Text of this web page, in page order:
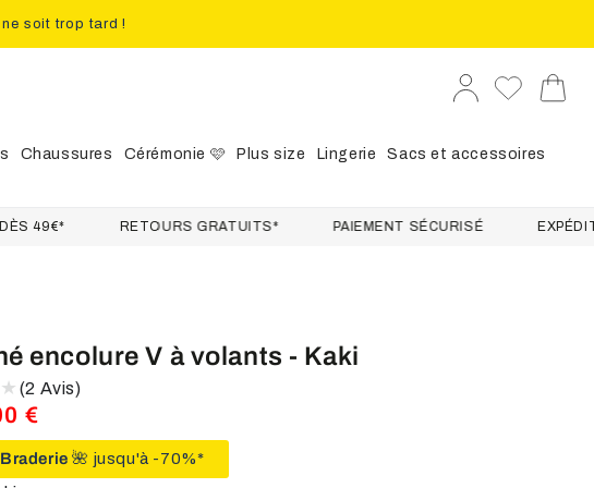
soit trop tard !
Chaussures Cérémonie 🩷 Plus size Lingerie Sacs et accessoires
connecter
Panier
RETOURS GRATUITS* PAIEMENT SÉCURISÉ EXPÉDITION
encolure V à volants - Kaki
(2 Avis)
€
🌺 jusqu'à -70%*